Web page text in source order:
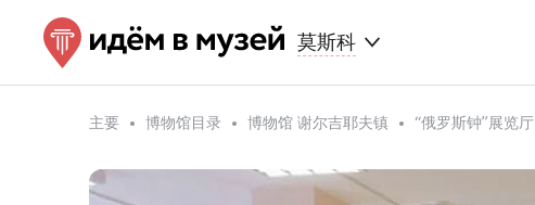
莫斯科
主要 博物馆目录 博物馆 谢尔吉耶夫镇 “俄罗斯钟”展览厅